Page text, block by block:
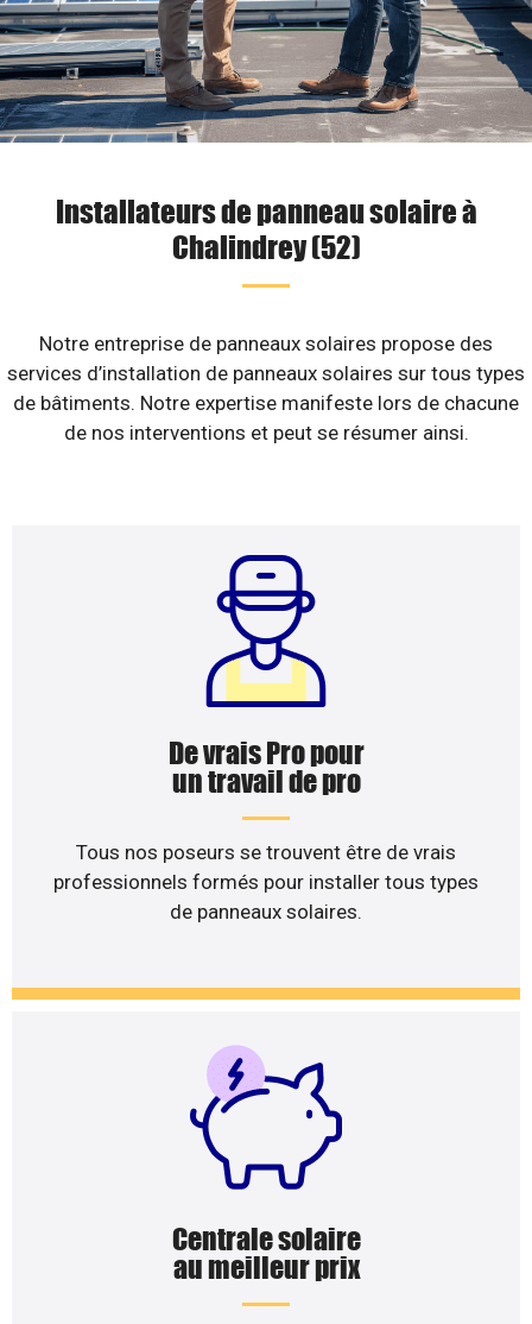
Installateurs de panneau solaire à
Chalindrey (52)
Notre entreprise de panneaux solaires propose des
services d’installation de panneaux solaires sur tous types
de bâtiments. Notre expertise manifeste lors de chacune
de nos interventions et peut se résumer ainsi.
De vrais Pro pour
un travail de pro
Tous nos poseurs se trouvent être de vrais
professionnels formés pour installer tous types
de panneaux solaires.
Centrale solaire
au meilleur prix